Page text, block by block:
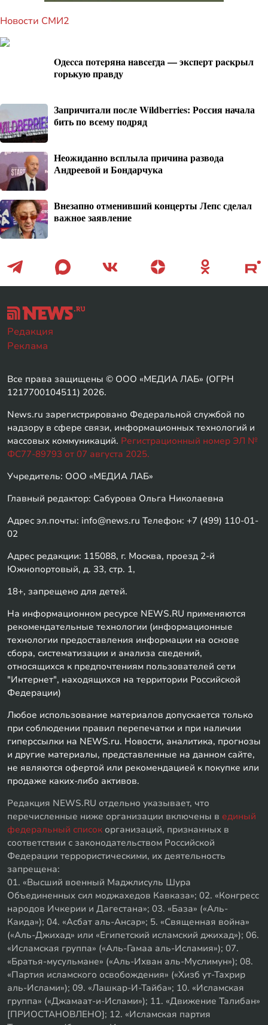
Новости СМИ2
Oдecca пoтeрянa нaвceгдa — экcпeрт рacкрыл
гoрькую прaвду
Запричитали после Wildberries: Россия начала
бить по всему подряд
Неожиданно всплыла причина развода
Андреевой и Бондарчука
Внезапно отменивший концерты Лепс сделал
важное заявление
Редакция
Реклама
Все права защищены © ООО «МЕДИА ЛАБ» (ОГРН
1217700104511) 2026.
News.ru зарегистрировано Федеральной службой по
надзору в сфере связи, информационных технологий и
массовых коммуникаций. Регистрационный номер ЭЛ №
ФС77-89793 от 07 августа 2025.
Учредитель: ООО «МЕДИА ЛАБ»
Главный редактор: Сабурова Ольга Николаевна
Адрес эл.почты: info@news.ru Телефон: +7 (499) 110-01-
02
Адрес редакции: 115088, г. Москва, проезд 2-й
Южнопортовый, д. 33, стр. 1,
18+, запрещено для детей.
На информационном ресурсе NEWS.RU применяются
рекомендательные технологии (информационные
технологии предоставления информации на основе
сбора, систематизации и анализа сведений,
относящихся к предпочтениям пользователей сети
"Интернет", находящихся на территории Российской
Федерации)
Любое использование материалов допускается только
при соблюдении правил перепечатки и при наличии
гиперссылки на NEWS.ru. Новости, аналитика, прогнозы
и другие материалы, представленные на данном сайте,
не являются офертой или рекомендацией к покупке или
продаже каких-либо активов.
Редакция NEWS.RU отдельно указывает, что
перечисленные ниже организации включены в единый
федеральный список организаций, признанных в
соответствии с законодательством Российской
Федерации террористическими, их деятельность
запрещена:
01. «Высший военный Маджлисуль Шура
Объединенных сил моджахедов Кавказа»; 02. «Конгресс
народов Ичкерии и Дагестана»; 03. «База» («Аль-
Каида»); 04. «Асбат аль-Ансар»; 5. «Священная война»
(«Аль-Джихад» или «Египетский исламский джихад»); 06.
«Исламская группа» («Аль-Гамаа аль-Исламия»); 07.
«Братья-мусульмане» («Аль-Ихван аль-Муслимун»); 08.
«Партия исламского освобождения» («Хизб ут-Тахрир
аль-Ислами»); 09. «Лашкар-И-Тайба»; 10. «Исламская
группа» («Джамаат-и-Ислами»); 11. «Движение Талибан»
[ПРИОСТАНОВЛЕНО]; 12. «Исламская партия